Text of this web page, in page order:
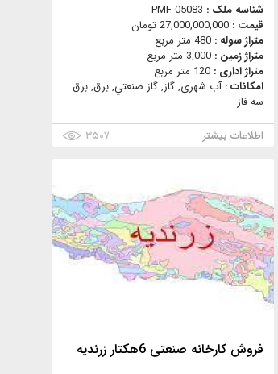
شناسه ملک : PMF-05083
قیمت : 27,000,000,000 تومان
متراژ سوله : 480 متر مربع
متراژ زمین : 3,000 متر مربع
متراژ اداری : 120 متر مربع
امکانات :آب شهری, گاز, گاز صنعتي, برق, برق
سه فاز
اطلاعات بیشتر
۳۵۰۷
فروش کارخانه صنعتی 6هکتار زرندیه